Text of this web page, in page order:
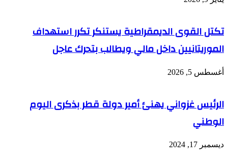
تكتل القوى الديمقراطية يستنكر تكرر استهداف
الموريتانيين داخل مالي ويطالب بتحرك عاجل
أغسطس 5, 2026
الرئيس غزواني يهنئ أمير دولة قطر بذكرى اليوم
الوطني
ديسمبر 17, 2024